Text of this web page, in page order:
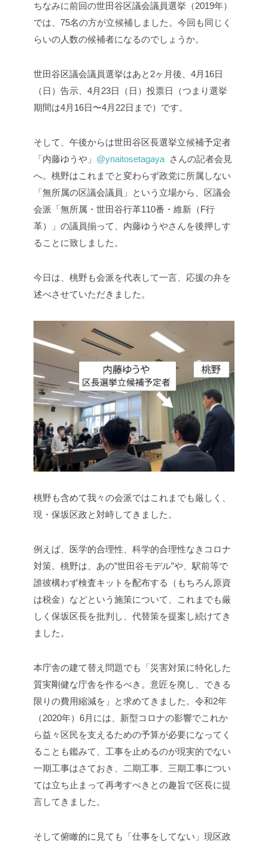
ちなみに前回の世田谷区議会議員選挙（2019年）
では、75名の方が立候補しました。今回も同じく
らいの人数の候補者になるのでしょうか。
世田谷区議会議員選挙はあと2ヶ月後、4月16日
（日）告示、4月23日（日）投票日（つまり選挙
期間は4月16日〜4月22日まで）です。
そして、午後からは世田谷区長選挙立候補予定者
「内藤ゆうや」 @ynaitosetagaya さんの記者会見
へ。桃野はこれまでと変わらず政党に所属しない
「無所属の区議会議員」という立場から、区議会
会派「無所属・世田谷行革110番・維新（F行
革）」の議員揃って、内藤ゆうやさんを後押しす
ることに致しました。
今日は、桃野も会派を代表して一言、応援の弁を
述べさせていただきました。
桃野も含めて我々の会派ではこれまでも厳しく、
現・保坂区政と対峙してきました。
例えば、医学的合理性、科学的合理性なきコロナ
対策。桃野は、あの”世田谷モデル”や、駅前等で
誰彼構わず検査キットを配布する（もちろん原資
は税金）などという施策について、これまでも厳
しく保坂区長を批判し、代替策を提案し続けてき
ました。
本庁舎の建て替え問題でも「災害対策に特化した
質実剛健な庁舎を作るべき。意匠を廃し、できる
限りの費用縮減を」と求めてきました。令和2年
（2020年）6月には、新型コロナの影響でこれか
ら益々区民を支えるための予算が必要になってく
ることも鑑みて、工事を止めるのが現実的でない
一期工事はさておき、二期工事、三期工事につい
ては立ち止まって再考すべきとの趣旨で区長に提
言してきました。
そして俯瞰的に見ても「仕事をしてない」現区政